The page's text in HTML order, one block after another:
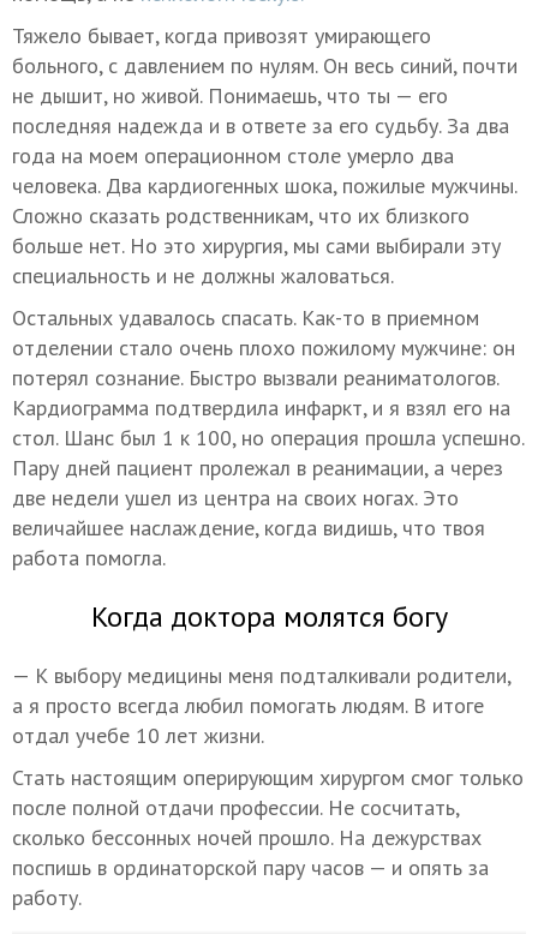
Тяжело бывает, когда привозят умирающего
больного, с давлением по нулям. Он весь синий, почти
не дышит, но живой. Понимаешь, что ты — его
последняя надежда и в ответе за его судьбу. За два
года на моем операционном столе умерло два
человека. Два кардиогенных шока, пожилые мужчины.
Сложно сказать родственникам, что их близкого
больше нет. Но это хирургия, мы сами выбирали эту
специальность и не должны жаловаться.
Остальных удавалось спасать. Как-то в приемном
отделении стало очень плохо пожилому мужчине: он
потерял сознание. Быстро вызвали реаниматологов.
Кардиограмма подтвердила инфаркт, и я взял его на
стол. Шанс был 1 к 100, но операция прошла успешно.
Пару дней пациент пролежал в реанимации, а через
две недели ушел из центра на своих ногах. Это
величайшее наслаждение, когда видишь, что твоя
работа помогла.
Когда доктора молятся богу
— К выбору медицины меня подталкивали родители,
а я просто всегда любил помогать людям. В итоге
отдал учебе 10 лет жизни.
Стать настоящим оперирующим хирургом смог только
после полной отдачи профессии. Не сосчитать,
сколько бессонных ночей прошло. На дежурствах
поспишь в ординаторской пару часов — и опять за
работу.